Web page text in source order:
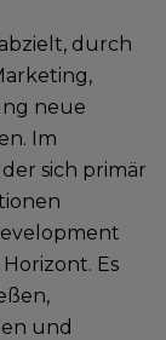
durch
neue
Im
sich primär
Es
und